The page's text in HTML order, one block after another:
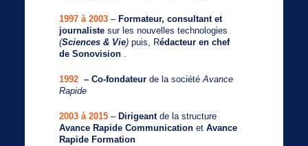
1997 à 2003 – Formateur, consultant et
journalistesur les nouvelles technologies
(Sciences & Vie)puis, Rédacteur en chef
de Sonovision .
1992– Co-fondateurde la sociétéAvance
Rapide
2003 à 2015– Dirigeantdela structure
Avance Rapide Communicationet Avance
Rapide Formation